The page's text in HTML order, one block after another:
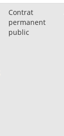
Contrat
permanent
public